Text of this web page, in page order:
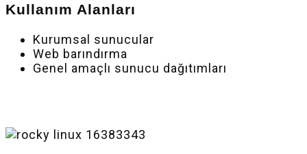
Kullanım Alanları
Kurumsal sunucular
Web barındırma
Genel amaçlı sunucu dağıtımları